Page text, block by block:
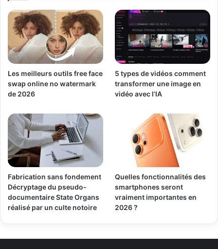
Les meilleurs outils free face
swap online no watermark
de 2026
5 types de vidéos comment
transformer une image en
vidéo avec l’IA
Fabrication sans fondement
Décryptage du pseudo-
documentaire State Organs
réalisé par un culte notoire
Quelles fonctionnalités des
smartphones seront
vraiment importantes en
2026 ?